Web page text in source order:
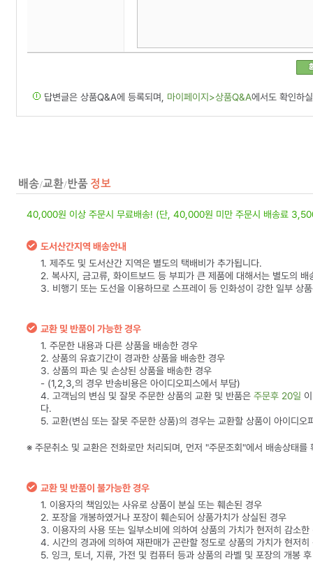
답변글은 상품Q&A에 등록되며, 마이페이지>상품Q&A에서도 확인하
40,000원 이상 주문시 무료배송! (단, 40,000원 미만 주문시 배송료
도서산간지역 배송안내
1. 제주도 및 도서산간 지역은 별도의 택배비가 추가됩니다.
2. 복사지, 금고류, 화이트보드 등 부피가 큰 제품에 대해서는 별도의
3. 비행기 또는 도선을 이용하므로 스프레이 등 인화성이 강한 일부 상
교환 및 반품이 가능한 경우
1. 주문한 내용과 다른 상품을 배송한 경우
2. 상품의 유효기간이 경과한 상품을 배송한 경우
3. 상품의 파손 및 손상된 상품을 배송한 경우
- (1,2,3,의 경우 반송비용은 아이디오피스에서 부담)
4. 고객님의 변심 및 잘못 주문한 상품의 교환 및 반품은 주문후 20일
다.
5. 교환(변심 또는 잘못 주문한 상품)의 경우는 교환할 상품이 아이디오
※ 주문취소 및 교환은 전화로만 처리되며, 먼저 "주문조회"에서 배송상태를
교환 및 반품이 불가능한 경우
1. 이용자의 책임있는 사유로 상품이 분실 또는 훼손된 경우
2. 포장을 개봉하였거나 포장이 훼손되어 상품가치가 상실된 경우
3. 이용자의 사용 또는 일부소비에 의하여 상품의 가치가 현저히 감소한
4. 시간의 경과에 의하여 재판매가 곤란할 정도로 상품의 가치가 현저히
5. 잉크, 토너, 지류, 가전 및 컴퓨터 등과 상품의 라벨 및 포장의 개봉